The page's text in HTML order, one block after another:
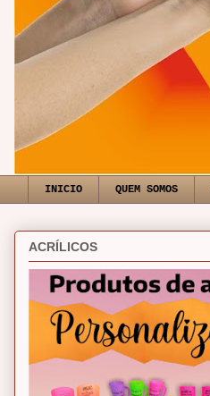
INICIO QUEM SOMOS
ACRÍLICOS